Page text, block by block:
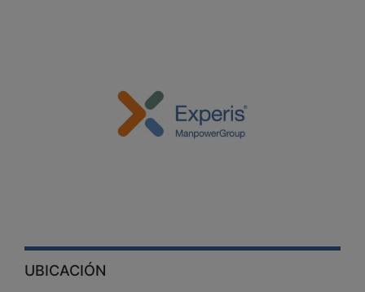
UBICACIÓN